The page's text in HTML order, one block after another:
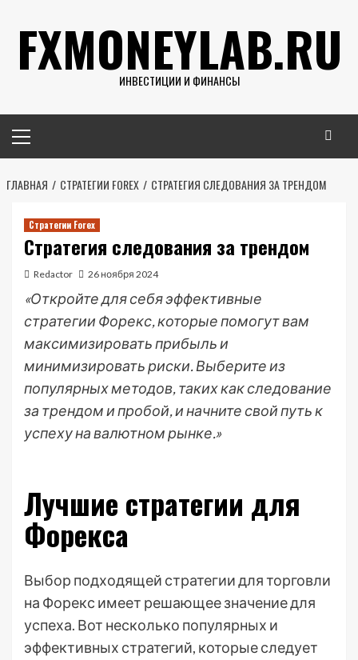
содержимому
FXMONEYLAB.RU
ИНВЕСТИЦИИ И ФИНАНСЫ
меню
ГЛАВНАЯ СТРАТЕГИИ FOREX СТРАТЕГИЯ СЛЕДОВАНИЯ ЗА ТРЕНДОМ
Стратегии Forex
Стратегия следования за трендом
Redactor 26 ноября 2024
«Откройте для себя эффективные
стратегии Форекс, которые помогут вам
максимизировать прибыль и
минимизировать риски. Выберите из
популярных методов, таких как следование
за трендом и пробой, и начните свой путь к
успеху на валютном рынке.»
Лучшие стратегии для
Форекса
Выбор подходящей стратегии для торговли
на Форекс имеет решающее значение для
успеха. Вот несколько популярных и
эффективных стратегий, которые следует